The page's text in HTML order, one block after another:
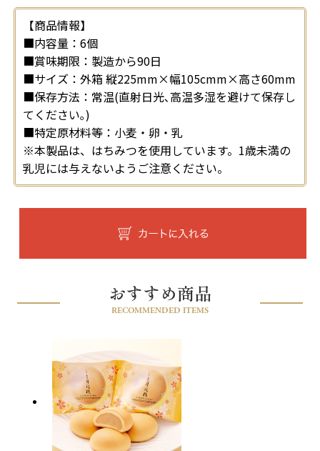
【商品情報】
■内容量：6個
■賞味期限：製造から90日
■サイズ：外箱 縦225mm×幅105cmm×高さ60mm
■保存方法：常温(直射日光､高温多湿を避けて保存し
てください｡)
■特定原材料等：小麦・卵・乳
※本製品は、はちみつを使用しています。1歳未満の
乳児には与えないようご注意ください。
おすすめ商品
RECOMMENDED ITEMS